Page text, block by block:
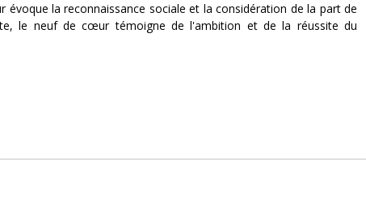
la reconnaissance sociale et la considération de la part de
le neuf de cœur témoigne de l'ambition et de la réussite du